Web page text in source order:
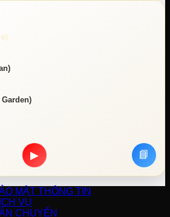
Garden)
▶ 📘
MẬT THÔNG TIN
VỤ
CHUYỂN